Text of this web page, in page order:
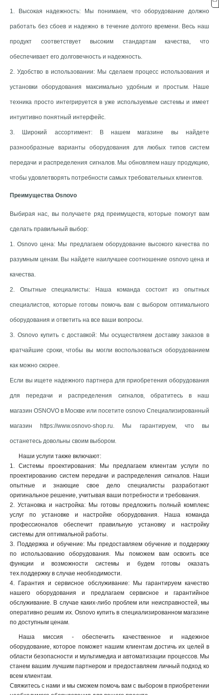
1. Высокая надежность: Мы понимаем, что оборудование должно
работать без сбоев и надежно в течение долгого времени. Весь наш
продукт соответствует высоким стандартам качества, что
обеспечивает его долговечность и надежность.
2. Удобство в использовании: Мы сделаем процесс использования и
установки оборудования максимально удобным и простым. Наше
техника просто интегрируется в уже используемые системы и имеет
интуитивно понятный интерфейс.
3. Широкий ассортимент: В нашем магазине вы найдете
разнообразные варианты оборудования для любых типов систем
передачи и распределения сигналов. Мы обновляем нашу продукцию,
чтобы удовлетворять потребности самых требовательных клиентов.
Преимущества Osnovo
Выбирая нас, вы получаете ряд преимуществ, которые помогут вам
сделать правильный выбор:
1. Osnovo цена: Мы предлагаем оборудование высокого качества по
разумным ценам. Вы найдете наилучшее соотношение osnovo цена и
качества.
2. Опытные специалисты: Наша команда состоит из опытных
специалистов, которые готовы помочь вам с выбором оптимального
оборудования и ответить на все ваши вопросы.
3. Osnovo купить c доставкой: Мы осуществляем доставку заказов в
кратчайшие сроки, чтобы вы могли воспользоваться оборудованием
как можно скорее.
Если вы ищете надежного партнера для приобретения оборудования
для передачи и распределения сигналов, обратитесь в наш
магазин OSNOVO в Москве или посетите osnovo Специализированный
магазин https://www.osnovo-shop.ru. Мы гарантируем, что вы
останетесь довольны своим выбором.
Наши услуги также включают:
1. Системы проектирования: Мы предлагаем клиентам услуги по
проектированию систем передачи и распределения сигналов. Наши
опытные и знающие свое дело специалисты разработают
оригинальное решение, учитывая ваши потребности и требования.
2. Установка и настройка: Мы готовы предложить полный комплекс
услуг по установке и настройке оборудования. Наша команда
профессионалов обеспечит правильную установку и настройку
системы для оптимальной работы.
3. Поддержка и обучение: Мы предоставляем обучение и поддержку
по использованию оборудования. Мы поможем вам освоить все
функции и возможности системы и будем готовы оказать
тех.поддержку в случае необходимости.
4. Гарантия и сервисное обслуживание: Мы гарантируем качество
нашего оборудования и предлагаем сервисное и гарантийное
обслуживание. В случае каких-либо проблем или неисправностей, мы
оперативно решим их. Osnovo купить в специализированном магазине
по доступным ценам.
Наша миссия - обеспечить качественное и надежное
оборудование, которое поможет нашим клиентам достичь их целей в
области безопасности и мультимедиа и автоматизации процессов. Мы
станем вашим лучшим партнером и предоставляем личный подход ко
всем клиентам.
Свяжитесь с нами и мы сможем помочь вам с выбором в приобретении